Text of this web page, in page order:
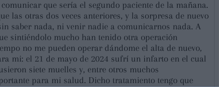
que sería el segundo paciente de la mañana.
las otras dos veces anteriores, y la sorpresa de nuevo
saber nada, ni venir nadie a comunicarnos nada. A
sintiéndolo mucho han tenido otra operación
no me pueden operar dándome el alta de nuevo,
mi: el 21 de mayo de 2024 sufrí un infarto en el cual
siete muelles y, entre otros muchos
para mi salud. Dicho tratamiento tengo que